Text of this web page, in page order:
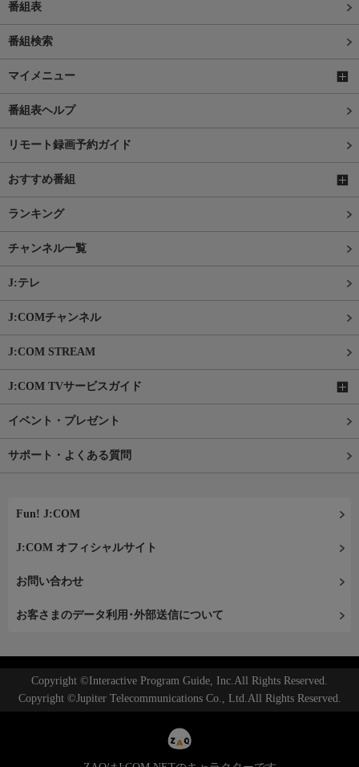
番組表
番組検索
マイメニュー
番組表ヘルプ
リモート録画予約ガイド
おすすめ番組
ランキング
チャンネル一覧
J:テレ
J:COMチャンネル
J:COM STREAM
J:COM TVサービスガイド
イベント・プレゼント
サポート・よくある質問
Fun! J:COM
J:COM オフィシャルサイト
お問い合わせ
お客さまのデータ利用･外部送信について
Copyright ©Interactive Program Guide, Inc.All Rights Reserved.
Copyright ©Jupiter Telecommunications Co., Ltd.All Rights Reserved.